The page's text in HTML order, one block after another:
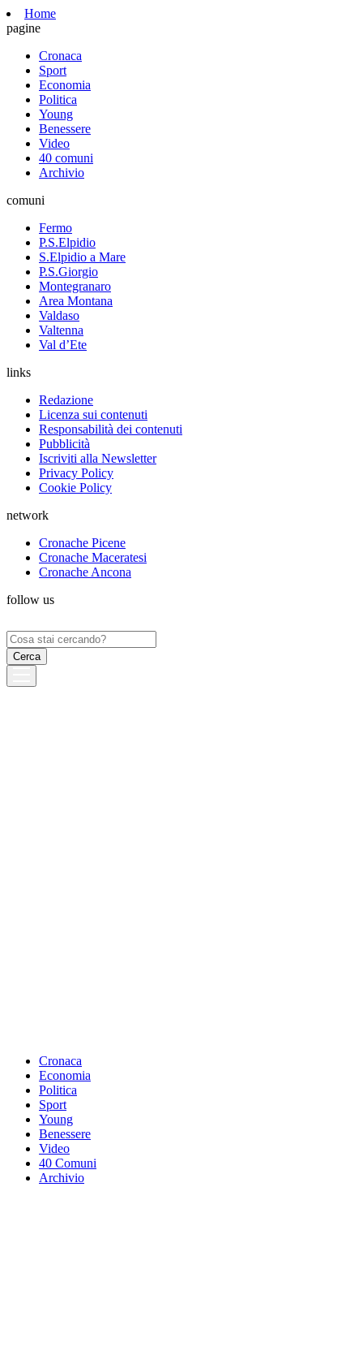
Home
pagine
Cronaca
Sport
Economia
Politica
Young
Benessere
Video
40 comuni
Archivio
comuni
Fermo
P.S.Elpidio
S.Elpidio a Mare
P.S.Giorgio
Montegranaro
Area Montana
Valdaso
Valtenna
Val d’Ete
links
Redazione
Licenza sui contenuti
Responsabilità dei contenuti
Pubblicità
Iscriviti alla Newsletter
Privacy Policy
Cookie Policy
network
Cronache Picene
Cronache Maceratesi
Cronache Ancona
follow us
Ricerca
per:
Cronaca
Economia
Politica
Sport
Young
Benessere
Video
40 Comuni
Archivio